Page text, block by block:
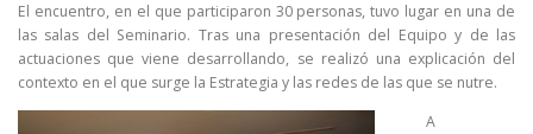
El encuentro, en el que participaron 30 personas, tuvo lugar en una de
las salas del Seminario. Tras una presentación del Equipo y de las
actuaciones que viene desarrollando, se realizó una explicación del
contexto en el que surge la Estrategia y las redes de las que se nutre.
A